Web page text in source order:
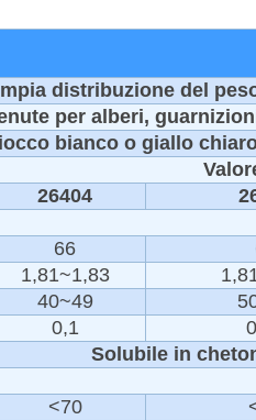
distribuzione del
per alberi,
bianco o giallo
26404
66
1,81~1,83
40~49
0,1
Solubile in
<70